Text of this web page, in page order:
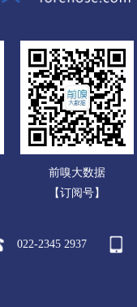
前嗅大数据
【订阅号】
022-2345 2937